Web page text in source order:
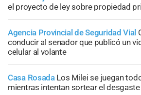
el proyecto de ley sobre propiedad
Agencia Provincial de Seguridad Vial
conducir al senador que publicó un
celular al volante
Casa Rosada Los Milei se juegan
mientras intentan sortear el